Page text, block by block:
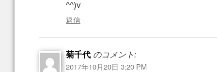
^^)v
返信
菊千代 のコメント:
2017年10月20日 3:20 PM